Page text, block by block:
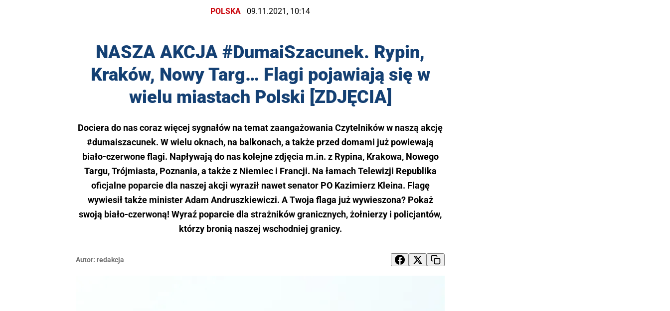
POLSKA 09.11.2021, 10:14
NASZA AKCJA #DumaiSzacunek. Rypin,
Kraków, Nowy Targ… Flagi pojawiają się w
wielu miastach Polski [ZDJĘCIA]
Dociera do nas coraz więcej sygnałów na temat zaangażowania Czytelników w naszą akcję
#dumaiszacunek. W wielu oknach, na balkonach, a także przed domami już powiewają
biało-czerwone flagi. Napływają do nas kolejne zdjęcia m.in. z Rypina, Krakowa, Nowego
Targu, Trójmiasta, Poznania, a także z Niemiec i Francji. Na łamach Telewizji Republika
oficjalne poparcie dla naszej akcji wyraził nawet senator PO Kazimierz Kleina. Flagę
wywiesił także minister Adam Andruszkiewiczi. A Twoja flaga już wywieszona? Pokaż
swoją biało-czerwoną! Wyraź poparcie dla strażników granicznych, żołnierzy i policjantów,
którzy bronią naszej wschodniej granicy.
Autor: redakcja